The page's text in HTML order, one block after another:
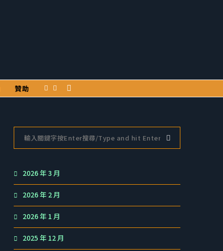
贊助
2026 年 3 月
2026 年 2 月
2026 年 1 月
2025 年 12 月